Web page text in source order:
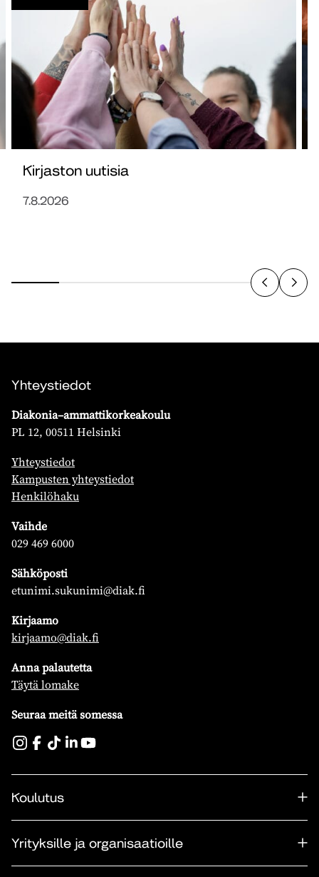
Kirjaston uutisia
7.8.2026
Yhteystiedot
Diakonia–ammattikorkeakoulu
PL 12, 00511 Helsinki
Yhteystiedot
Kampusten yhteystiedot
Henkilöhaku
Vaihde
029 469 6000
Sähköposti
etunimi.sukunimi@diak.fi
Kirjaamo
kirjaamo@diak.fi
Anna palautetta
Täytä lomake
Seuraa meitä somessa
Koulutus
Yrityksille ja organisaatioille